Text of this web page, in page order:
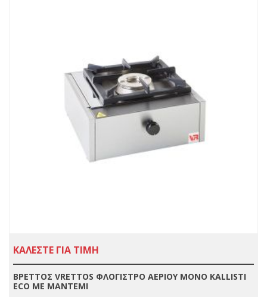
ΚΑΛΕΣΤΕ ΓΙΑ ΤΙΜΗ
ΒΡΕΤΤΟΣ VRETTOS ΦΛΟΓΙΣΤΡΟ ΑΕΡΙΟΥ MONO ΚΑLLISTI
ECO ME MANTEMI